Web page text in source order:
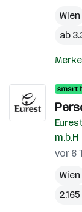
Wien
ab
m.b.H
vor 6
Wien